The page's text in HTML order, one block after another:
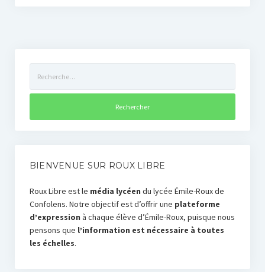
BIENVENUE SUR ROUX LIBRE
Roux Libre est le média lycéen du lycée Émile-Roux de
Confolens. Notre objectif est d’offrir une plateforme
d’expression à chaque élève d’Émile-Roux, puisque nous
pensons que l’information est nécessaire à toutes
les échelles.